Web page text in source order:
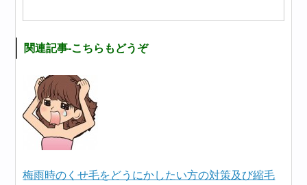
関連記事-こちらもどうぞ
梅雨時のくせ毛をどうにかしたい方の対策及び縮毛